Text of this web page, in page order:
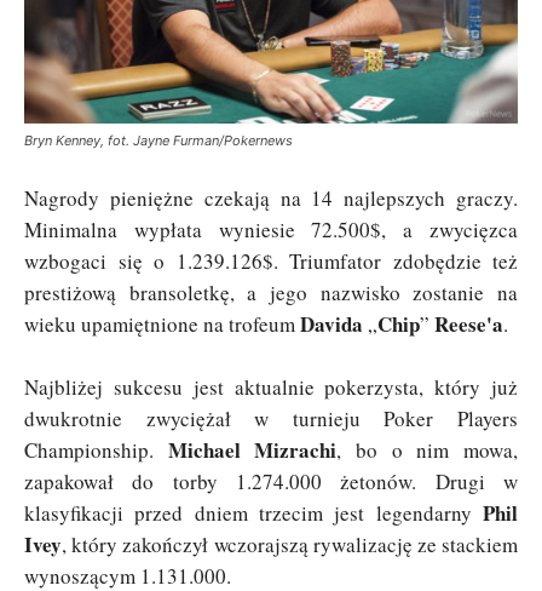
Bryn Kenney, fot. Jayne Furman/Pokernews
Nagrody pieniężne czekają na 14 najlepszych graczy.
Minimalna wypłata wyniesie 72.500$, a zwycięzca
wzbogaci się o 1.239.126$. Triumfator zdobędzie też
prestiżową bransoletkę, a jego nazwisko zostanie na
wieku upamiętnione na trofeumDavida „Chip” Reese'a.
Najbliżej sukcesu jest aktualnie pokerzysta, który już
dwukrotnie zwyciężał w turnieju Poker Players
Championship. Michael Mizrachi, bo o nim mowa,
zapakował do torby 1.274.000 żetonów. Drugi w
klasyfikacji przed dniem trzecim jest legendarny Phil
Ivey, który zakończył wczorajszą rywalizację ze stackiem
wynoszącym 1.131.000.